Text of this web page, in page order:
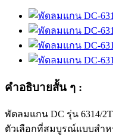
คำอธิบายสั้น ๆ :
พัดลมแกน DC รุ่น 6314/
ตัวเลือกที่สมบูรณ์แบบสำ